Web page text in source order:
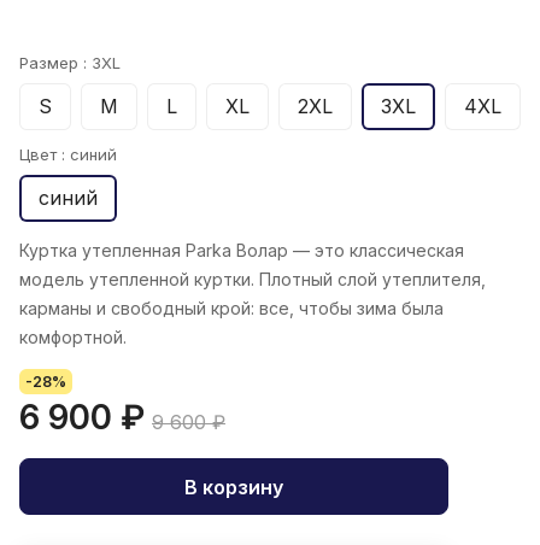
Размер : 3XL
S M L XL 2XL 3XL 4XL
Цвет : синий
синий
Куртка утепленная Parka Волар — это классическая
модель утепленной куртки. Плотный слой утеплителя,
карманы и свободный крой: все, чтобы зима была
комфортной.
-28%
6 900 ₽ 9 600 ₽
В корзину